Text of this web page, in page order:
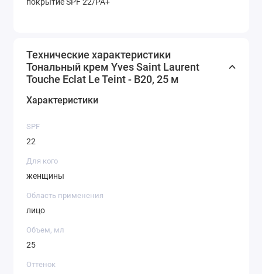
Технические характеристики
Тональный крем Yves Saint Laurent
Touche Eclat Le Teint - B20, 25 м
Характеристики
SPF
22
Для кого
женщины
Область применения
лицо
Объем, мл
25
Оттенок